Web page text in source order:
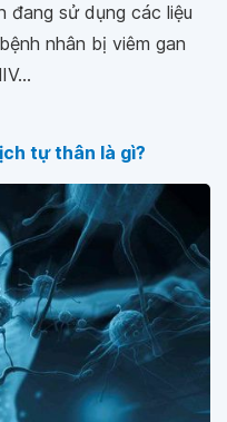
đang sử dụng các liệu
nhân bị viêm gan
tự thân là gì?